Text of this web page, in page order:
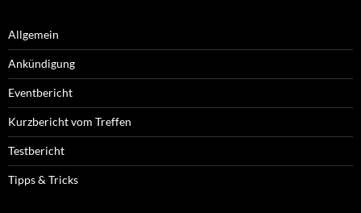
Allgemein
Ankündigung
Eventbericht
Kurzbericht vom Treffen
Testbericht
Tipps & Tricks